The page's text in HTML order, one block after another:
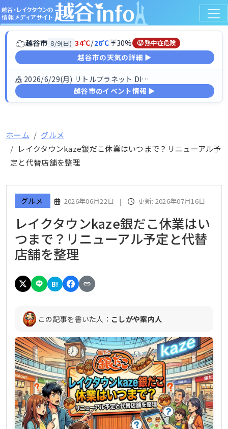
☁越谷市 8/9(日) 34℃/26℃☔30% 🥵 熱中症危険
越谷市の天気の詳細 ▶
🎪 2026/6/29(月) リトルプラネット DINO FESTIV…
越谷市のイベント情報 ▶
ホーム
グルメ
レイクタウンkaze銀だこ休業はいつまで？リニューアル予
定と代替店舗を整理
グルメ 2026年06月22日 | 更新: 2026年07月16日
レイクタウンkaze銀だこ休業はい
つまで？リニューアル予定と代替
店舗を整理
B!
この記事を書いた人： こしがや案内人